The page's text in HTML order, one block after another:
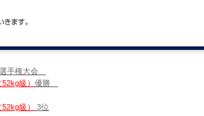
手権大会
52kg級） 優勝
52kg級） 3位